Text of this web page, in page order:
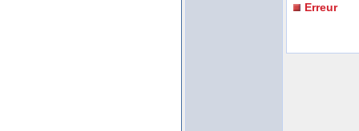
Erreur